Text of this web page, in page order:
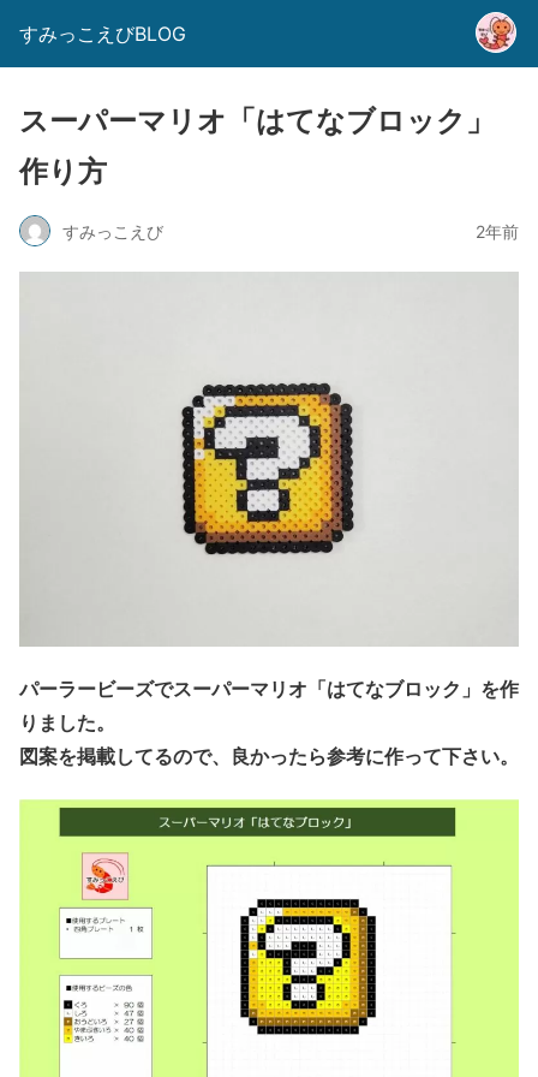
すみっこえびBLOG
スーパーマリオ「はてなブロック」
作り方
すみっこえび 2年前
パーラービーズでスーパーマリオ「はてなブロック」を作
りました。
図案を掲載してるので、良かったら参考に作って下さい。